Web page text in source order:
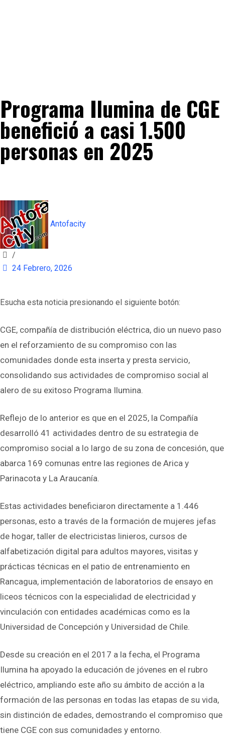
Programa Ilumina de CGE
benefició a casi 1.500
personas en 2025
Antofacity
/
24 Febrero, 2026
Esucha esta noticia presionando el siguiente botón:
CGE, compañía de distribución eléctrica, dio un nuevo paso
en el reforzamiento de su compromiso con las
comunidades donde esta inserta y presta servicio,
consolidando sus actividades de compromiso social al
alero de su exitoso Programa Ilumina.
Reflejo de lo anterior es que en el 2025, la Compañía
desarrolló 41 actividades dentro de su estrategia de
compromiso social a lo largo de su zona de concesión, que
abarca 169 comunas entre las regiones de Arica y
Parinacota y La Araucanía.
Estas actividades beneficiaron directamente a 1.446
personas, esto a través de la formación de mujeres jefas
de hogar, taller de electricistas linieros, cursos de
alfabetización digital para adultos mayores, visitas y
prácticas técnicas en el patio de entrenamiento en
Rancagua, implementación de laboratorios de ensayo en
liceos técnicos con la especialidad de electricidad y
vinculación con entidades académicas como es la
Universidad de Concepción y Universidad de Chile.
Desde su creación en el 2017 a la fecha, el Programa
Ilumina ha apoyado la educación de jóvenes en el rubro
eléctrico, ampliando este año su ámbito de acción a la
formación de las personas en todas las etapas de su vida,
sin distinción de edades, demostrando el compromiso que
tiene CGE con sus comunidades y entorno.